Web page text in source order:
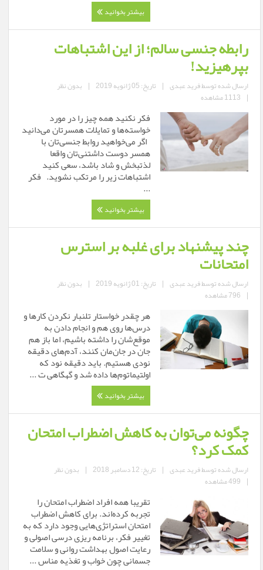
بیشتر بخوانید
رابطه جنسی سالم؛ از این اشتباهات
بپرهیزید!
ارسال شده توسطفرید عبدی | تاریخ: 05 ژانویه 2019 | بدون نظر
| 1113 مشاهده
فکر نکنید همه چیز را در مورد
اگر می‌خواهید روابط جنسی‌تان با
همسر دوست داشتنی‌تان واقعا
لذتبخش و شاد باشد، سعی کنید
اشتباهات زیر را مرتکب نشوید. فکر
...
بیشتر بخوانید
چند پیشنهاد برای غلبه بر استرس
امتحانات
ارسال شده توسطفرید عبدی | تاریخ: 01 ژانویه 2019 | بدون نظر
| 796 مشاهده
هر چقدر خواستار تلنبار نکردن کارها و
درس‌ها روی هم و انجام دادن به
موقع‌شان را داشته باشیم، اما باز هم
جان در جان‌مان کنند، آدم‌های دقیقه
نودی هستیم. باید دقیقه نود که
اولتیماتوم‌ها داده شد و گهگاهی ت ...
بیشتر بخوانید
چگونه می‌توان به کاهش اضطراب امتحان
کمک کرد؟
ارسال شده توسطفرید عبدی | تاریخ: 12 دسامبر 2018 | بدون نظر
| 499 مشاهده
تقریبا همه افراد اضطراب امتحان را
تجربه کرده‌اند. برای کاهش اضطراب
امتحان استراتژی‌هایی وجود دارد که به
تغییر فکر، برنامه ریزی درسی اصولی و
رعایت اصول بهداشت روانی و سلامت
جسمانی چون خواب و تغذیه مناس ...